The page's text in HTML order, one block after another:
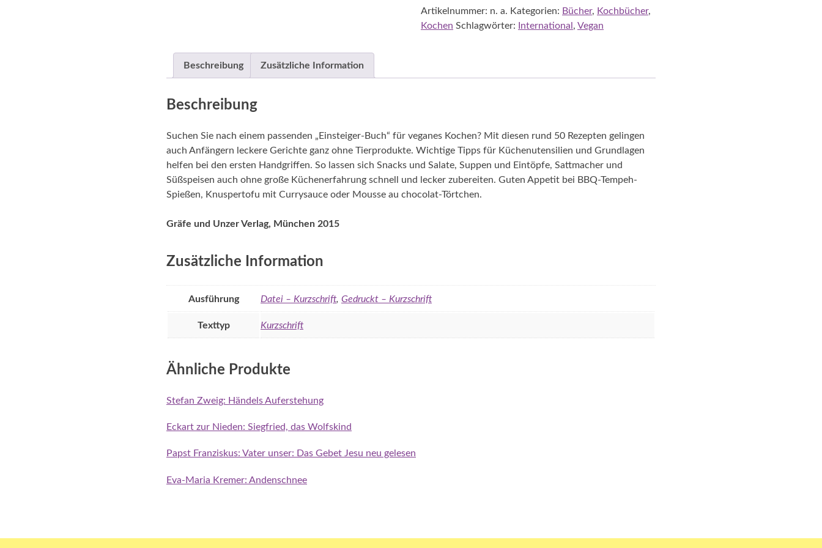
Menge
Artikelnummer: n. a. Kategorien: Bücher, Kochbücher,
Kochen Schlagwörter: International , Vegan
Beschreibung Zusätzliche Information
Beschreibung
Suchen Sie nach einem passenden „Einsteiger-Buch“ für veganes Kochen? Mit diesen rund 50 Rezepten gelingen
auch Anfängern leckere Gerichte ganz ohne Tierprodukte. Wichtige Tipps für Küchenutensilien und Grundlagen
helfen bei den ersten Handgriffen. So lassen sich Snacks und Salate, Suppen und Eintöpfe, Sattmacher und
Süßspeisen auch ohne große Küchenerfahrung schnell und lecker zubereiten. Guten Appetit bei BBQ-Tempeh-
Spießen, Knuspertofu mit Currysauce oder Mousse au chocolat-Törtchen.
Gräfe und Unzer Verlag, München 2015
Zusätzliche Information
Ausführung Datei – Kurzschrift, Gedruckt – Kurzschrift
Texttyp Kurzschrift
Ähnliche Produkte
Stefan Zweig: Händels Auferstehung
Eckart zur Nieden: Siegfried, das Wolfskind
Papst Franziskus: Vater unser: Das Gebet Jesu neu gelesen
Eva-Maria Kremer: Andenschnee